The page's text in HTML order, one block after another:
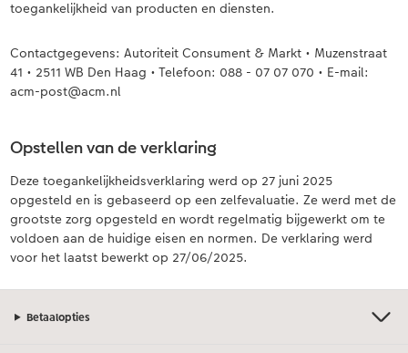
toegankelijkheid van producten en diensten.
Contactgegevens: Autoriteit Consument & Markt • Muzenstraat
41 • 2511 WB Den Haag • Telefoon: 088 - 07 07 070 • E-mail:
acm-post@acm.nl
Opstellen van de verklaring
Deze toegankelijkheidsverklaring werd op 27 juni 2025
opgesteld en is gebaseerd op een zelfevaluatie. Ze werd met de
grootste zorg opgesteld en wordt regelmatig bijgewerkt om te
voldoen aan de huidige eisen en normen. De verklaring werd
voor het laatst bewerkt op 27/06/2025.
Betaalopties